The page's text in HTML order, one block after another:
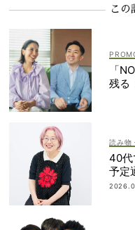
この
「
残る
読み物
40代
予定
みさ